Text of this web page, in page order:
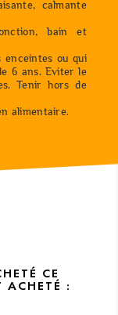
calmante
bain et
ou qui
6 ans. Eviter le
Tenir hors de
alimentaire.
CE
ACHETÉ :